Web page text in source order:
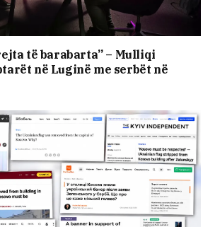
të barabarta” – Mulliqi
në Luginë me serbët në